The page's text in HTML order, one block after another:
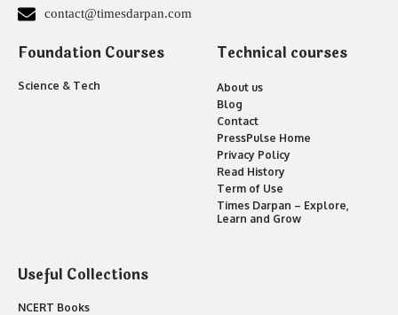
contact@timesdarpan.com
Foundation Courses
Science & Tech
Technical courses
About us
Blog
Contact
PressPulse Home
Privacy Policy
Read History
Term of Use
Times Darpan – Explore,
Learn and Grow
Useful Collections
NCERT Books